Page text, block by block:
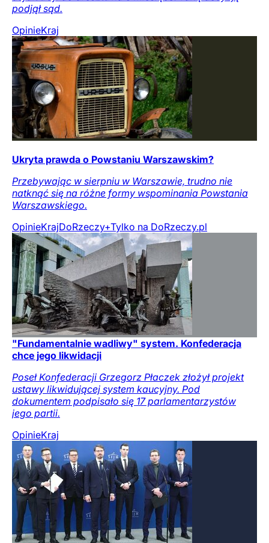
podjął sąd.
OpinieKraj
Ukryta prawda o Powstaniu Warszawskim?
Przebywając w sierpniu w Warszawie, trudno nie
natknąć się na różne formy wspominania Powstania
Warszawskiego.
OpinieKrajDoRzeczy+Tylko na DoRzeczy.pl
"Fundamentalnie wadliwy" system. Konfederacja
chce jego likwidacji
Poseł Konfederacji Grzegorz Płaczek złożył projekt
ustawy likwidującej system kaucyjny. Pod
dokumentem podpisało się 17 parlamentarzystów
jego partii.
OpinieKraj